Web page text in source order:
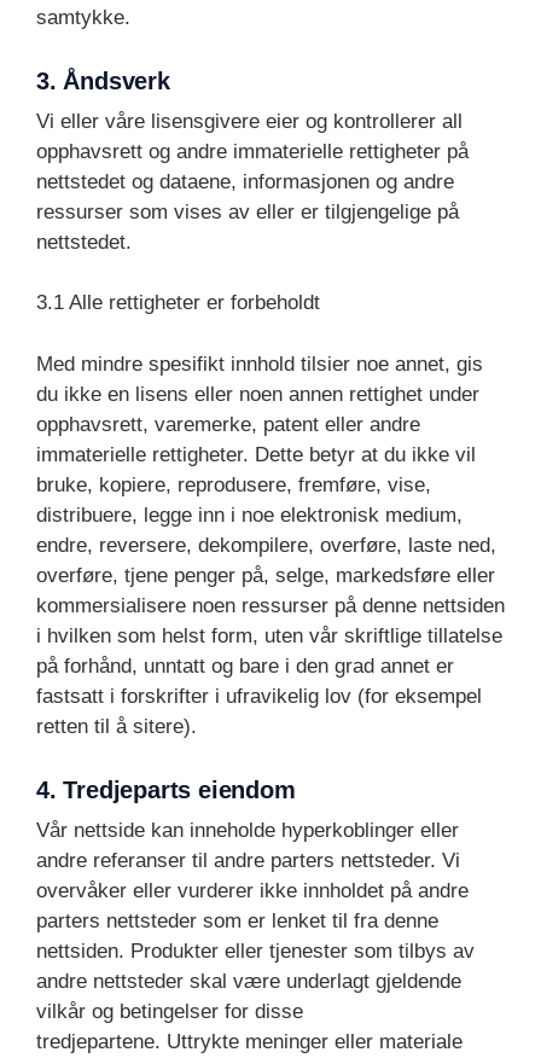
samtykke.
3. Åndsverk
Vi eller våre lisensgivere eier og kontrollerer all
opphavsrett og andre immaterielle rettigheter på
nettstedet og dataene, informasjonen og andre
ressurser som vises av eller er tilgjengelige på
nettstedet.
3.1 Alle rettigheter er forbeholdt
Med mindre spesifikt innhold tilsier noe annet, gis
du ikke en lisens eller noen annen rettighet under
opphavsrett, varemerke, patent eller andre
immaterielle rettigheter. Dette betyr at du ikke vil
bruke, kopiere, reprodusere, fremføre, vise,
distribuere, legge inn i noe elektronisk medium,
endre, reversere, dekompilere, overføre, laste ned,
overføre, tjene penger på, selge, markedsføre eller
kommersialisere noen ressurser på denne nettsiden
i hvilken som helst form, uten vår skriftlige tillatelse
på forhånd, unntatt og bare i den grad annet er
fastsatt i forskrifter i ufravikelig lov (for eksempel
retten til å sitere).
4. Tredjeparts eiendom
Vår nettside kan inneholde hyperkoblinger eller
andre referanser til andre parters nettsteder. Vi
overvåker eller vurderer ikke innholdet på andre
parters nettsteder som er lenket til fra denne
nettsiden. Produkter eller tjenester som tilbys av
andre nettsteder skal være underlagt gjeldende
vilkår og betingelser for disse
tredjepartene. Uttrykte meninger eller materiale